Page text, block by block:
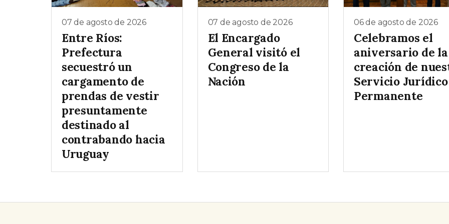
07 de agosto de 2026
Entre Ríos:
Prefectura
secuestró un
cargamento de
prendas de vestir
presuntamente
destinado al
contrabando hacia
Uruguay
07 de agosto de 2026
El Encargado
General visitó el
Congreso de la
Nación
06 de agosto de 2026
Celebramos el
aniversario de la
creación de
Servicio Jurídico
Permanente